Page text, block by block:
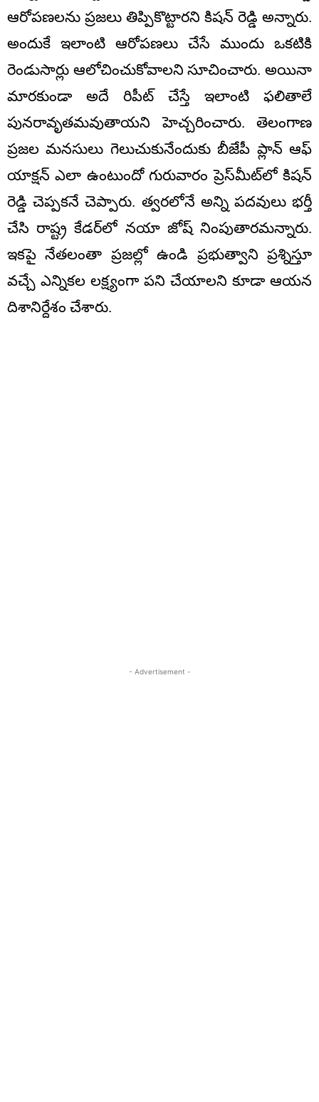
ఆరోపణలను ప్రజలు తిప్పికొట్టారని కిషన్ రెడ్డి అన్నారు.
అందుకే ఇలాంటి ఆరోపణలు చేసే ముందు ఒకటికి
రెండుసార్లు ఆలోచించుకోవాలని సూచించారు. అయినా
మారకుండా అదే రిపీట్ చేస్తే ఇలాంటి ఫలితాలే
పునరావృతమవుతాయని హెచ్చరించారు. తెలంగాణ
ప్రజల మనసులు గెలుచుకునేందుకు బీజేపీ ప్లాన్ ఆఫ్‌
యాక్షన్ ఎలా ఉంటుందో గురువారం ప్రెస్‌మీట్‌లో కిషన్
రెడ్డి చెప్పకనే చెప్పారు. త్వరలోనే అన్ని పదవులు భర్తీ
చేసి రాష్ట్ర కేడర్‌లో నయా జోష్ నింపుతారమన్నారు.
ఇకపై నేతలంతా ప్రజల్లో ఉండి ప్రభుత్వాని ప్రశ్నిస్తూ
వచ్చే ఎన్నికల లక్ష్యంగా పని చేయాలని కూడా ఆయన
దిశానిర్దేశం చేశారు.
- Advertisement -